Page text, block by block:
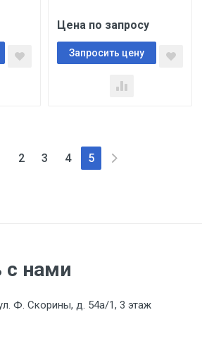
Цена по запросу
Запросить цену
2 3 4 5
с нами
Ф. Скорины, д. 54а/1, 3 этаж